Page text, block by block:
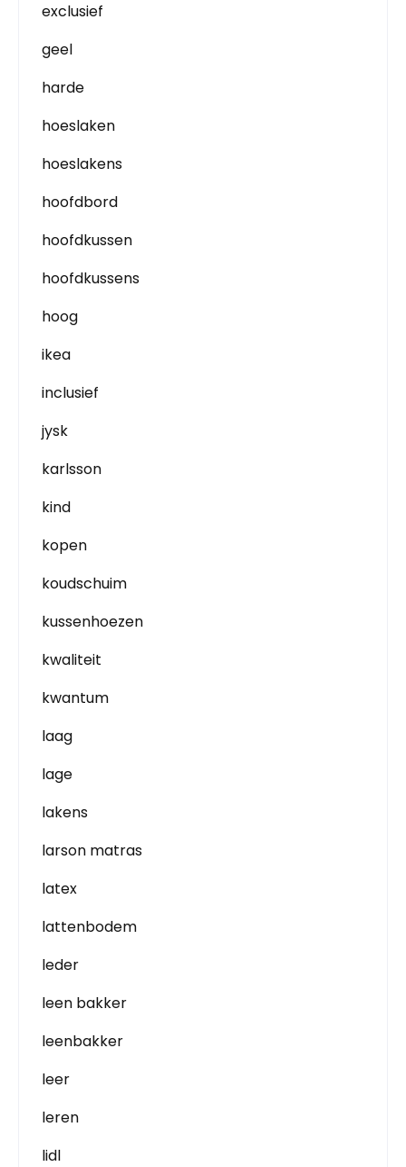
exclusief
geel
harde
hoeslaken
hoeslakens
hoofdbord
hoofdkussen
hoofdkussens
hoog
ikea
inclusief
jysk
karlsson
kind
kopen
koudschuim
kussenhoezen
kwaliteit
kwantum
laag
lage
lakens
larson matras
latex
lattenbodem
leder
leen bakker
leenbakker
leer
leren
lidl